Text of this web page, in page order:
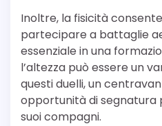
Inoltre, la fisicità
partecipare a battaglie
essenziale in una
l’altezza può essere un
questi duelli, un
opportunità di segnatura
suoi compagni.